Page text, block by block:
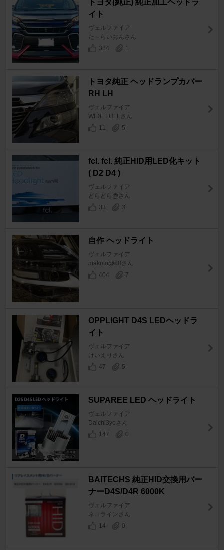
イト
ヴェルファイア
た～らいおんさん
384
1
トヨタ純正 ヘッドランプカバー
RH LH
ヴェルファイア
WIDE FULLさん
11
5
fcl. fcl. 純正HID用LED化キット
( D2 D4 )
ヴェルファイア
どらどら@さん
33
3
自作 ヘッドライト
ヴェルファイア
makoto@88さん
404
7
OPPLIGHT D4S LEDヘッドラ
イト
ヴェルファイア
けいえりさん
47
5
SUPAREE LED ヘッドライト
ヴェルファイア
Daichi3yoさん
147
0
BAITECHS 純正HID交換用バー
ナーD4S/D4R 6000K
ヴェルファイア
ネコラインさん
14
0